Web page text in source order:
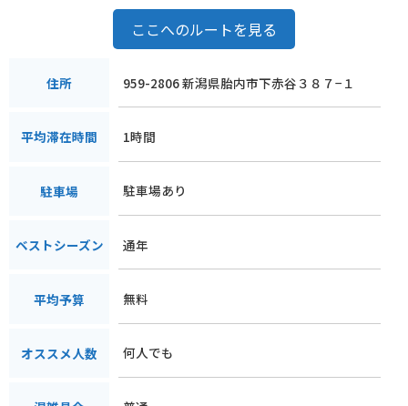
ここへのルートを見る
住所 959-2806 新潟県胎内市下赤谷３８７−１
平均滞在時間 1時間
駐車場 駐車場あり
ベストシーズン 通年
平均予算 無料
オススメ人数 何人でも